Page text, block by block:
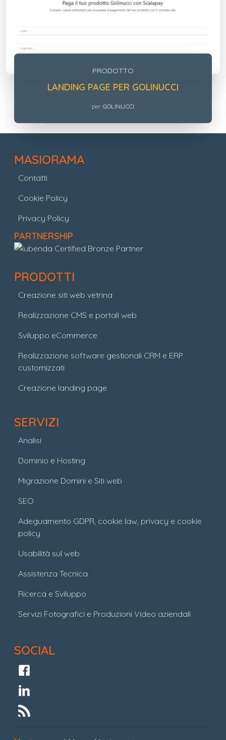
PRODOTTO
LANDING PAGE PER GOLINUCCI
per GOLINUCCI
MASIORAMA
Contatti
Cookie Policy
Privacy Policy
PARTNERSHIP
PRODOTTI
Creazione siti web vetrina
Realizzazione CMS e portali web
Sviluppo eCommerce
Realizzazione software gestionali CRM e ERP
customizzati
Creazione landing page
SERVIZI
Analisi
Dominio e Hosting
Migrazione Domini e Siti web
SEO
Adeguamento GDPR, cookie law, privacy e cookie
policy
Usabilità sul web
Assistenza Tecnica
Ricerca e Sviluppo
Servizi Fotografici e Produzioni Video aziendali
SOCIAL